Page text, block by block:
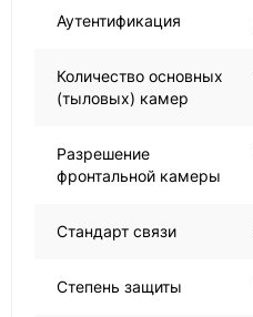
Аутентификация
Количество основных
(тыловых) камер
Разрешение
фронтальной камеры
Стандарт связи
Степень защиты